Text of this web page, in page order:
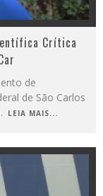
Crítica
de
de São Carlos
LEIA MAIS...